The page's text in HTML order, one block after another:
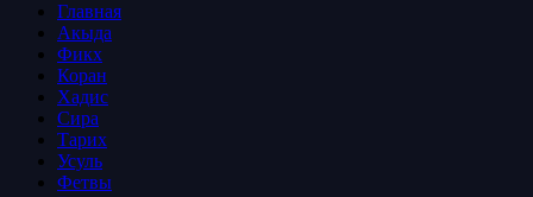
Главная
Акыда
Фикх
Коран
Хадис
Сира
Тарих
Усуль
Фетвы